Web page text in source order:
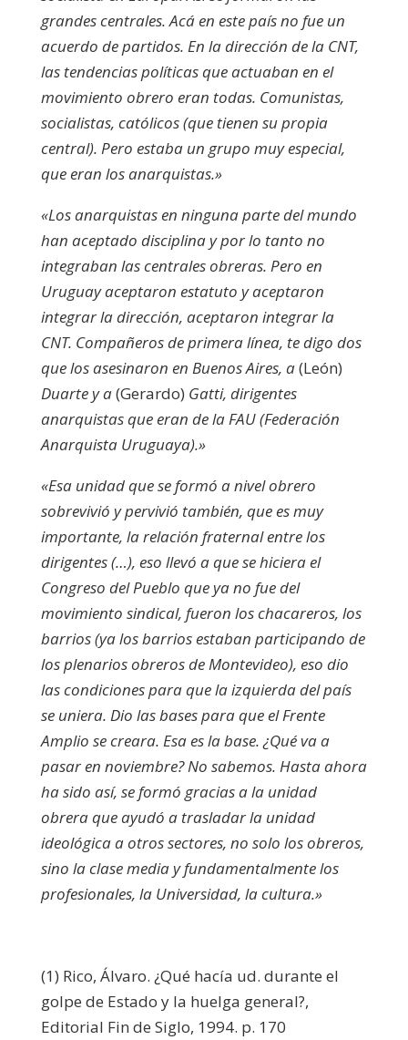
grandes centrales. Acá en este país no fue un
acuerdo de partidos. En la dirección de la CNT,
las tendencias políticas que actuaban en el
movimiento obrero eran todas. Comunistas,
socialistas, católicos (que tienen su propia
central). Pero estaba un grupo muy especial,
que eran los anarquistas.»
«Los anarquistas en ninguna parte del mundo
han aceptado disciplina y por lo tanto no
integraban las centrales obreras. Pero en
Uruguay aceptaron estatuto y aceptaron
integrar la dirección, aceptaron integrar la
CNT. Compañeros de primera línea, te digo dos
que los asesinaron en Buenos Aires, a(León)
Duarte y a(Gerardo) Gatti, dirigentes
anarquistas que eran de la FAU (Federación
Anarquista Uruguaya).»
«Esa unidad que se formó a nivel obrero
sobrevivió y pervivió también, que es muy
importante, la relación fraternal entre los
dirigentes (…), eso llevó a que se hiciera el
Congreso del Pueblo que ya no fue del
movimiento sindical, fueron los chacareros, los
barrios (ya los barrios estaban participando de
los plenarios obreros de Montevideo), eso dio
las condiciones para que la izquierda del país
se uniera. Dio las bases para que el Frente
Amplio se creara. Esa es la base. ¿Qué va a
pasar en noviembre? No sabemos. Hasta ahora
ha sido así, se formó gracias a la unidad
obrera que ayudó a trasladar la unidad
ideológica a otros sectores, no solo los obreros,
sino la clase media y fundamentalmente los
profesionales, la Universidad, la cultura.»
(1) Rico, Álvaro. ¿Qué hacía ud. durante el
golpe de Estado y la huelga general?,
Editorial Fin de Siglo, 1994. p. 170